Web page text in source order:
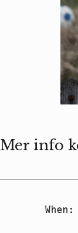
Mer info
When :